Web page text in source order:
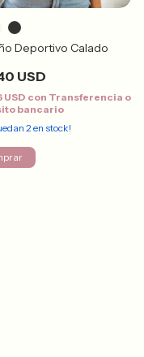
Deportivo Calado
USD
USD con Transferencia o
bancario
2en stock!